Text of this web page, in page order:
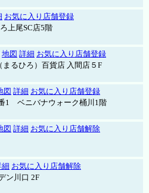
お気に入り店舗登録
上尾SC店5階
地図 詳細 お気に入り店舗登録
るひろ）百貨店 入間店５F
図 詳細 お気に入り店舗登録
1 ベニバナウォーク桶川1階
図 詳細 お気に入り店舗解除
細 お気に入り店舗解除
ン川口 2F